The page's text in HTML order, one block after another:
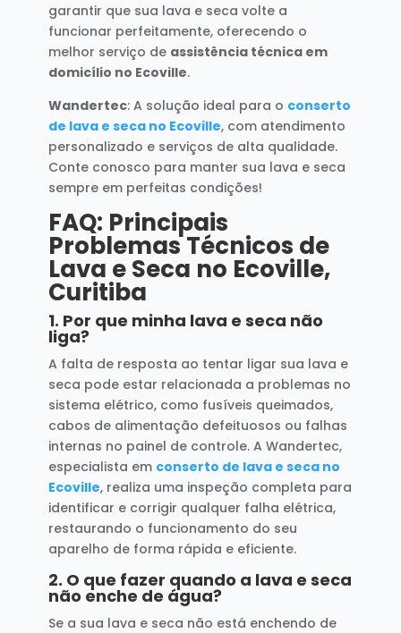
garantir que sua lava e seca volte a
funcionar perfeitamente, oferecendo o
melhor serviço de assistência técnica em
domicílio no Ecoville.
Wandertec: A solução ideal para o conserto
de lava e seca no Ecoville, com atendimento
personalizado e serviços de alta qualidade.
Conte conosco para manter sua lava e seca
sempre em perfeitas condições!
FAQ: Principais
Problemas Técnicos de
Lava e Seca no Ecoville,
Curitiba
1. Por que minha lava e seca não
liga?
A falta de resposta ao tentar ligar sua lava e
seca pode estar relacionada a problemas no
sistema elétrico, como fusíveis queimados,
cabos de alimentação defeituosos ou falhas
internas no painel de controle. A Wandertec,
especialista em conserto de lava e seca no
Ecoville, realiza uma inspeção completa para
identificar e corrigir qualquer falha elétrica,
restaurando o funcionamento do seu
aparelho de forma rápida e eficiente.
2. O que fazer quando a lava e seca
não enche de água?
Se a sua lava e seca não está enchendo de